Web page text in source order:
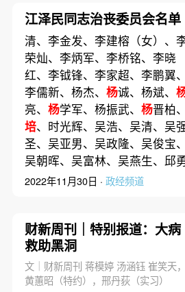
江泽民同志治丧委员会名单
清、李金发、李建榕（女）、
荣灿、李炳军、李桥铭、李晓
红、李钺锋、李家超、李鹏翼
李儒新、杨杰、 杨诚、杨斌、
亮、 杨学军、杨振武、 杨晋柏
培、时光辉、吴浩、吴清、吴
圣、吴亚男、吴政隆、吴俊宝
吴朝晖、吴富林、吴燕生、
2022年11月30日 · 政经频道
财新周刊｜特别报道：大病
救助黑洞
文｜财新周刊 蒋模婷 汤涵钰 崔笑天，
黄蕙昭（特约），邢丹荻（实习）